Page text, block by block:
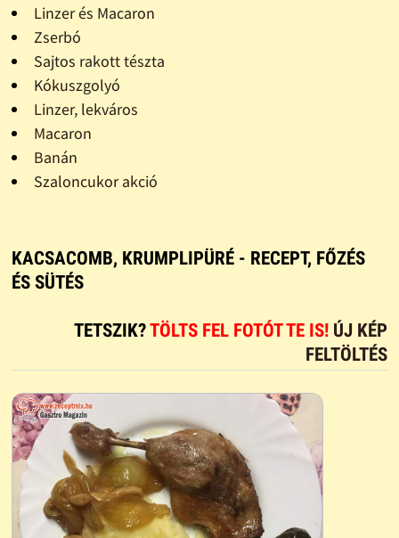
Linzer és Macaron
Zserbó
Sajtos rakott tészta
Kókuszgolyó
Linzer, lekváros
Macaron
Banán
Szaloncukor akció
KACSACOMB, KRUMPLIPÜRÉ - RECEPT, FŐZÉS
ÉS SÜTÉS
TETSZIK?TÖLTS FEL FOTÓT TE IS! ÚJ KÉP
FELTÖLTÉS